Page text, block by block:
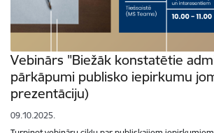
Vebinārs "Biežāk konstatētie
pārkāpumi publisko iepirkumu
prezentāciju)
09.10.2025.